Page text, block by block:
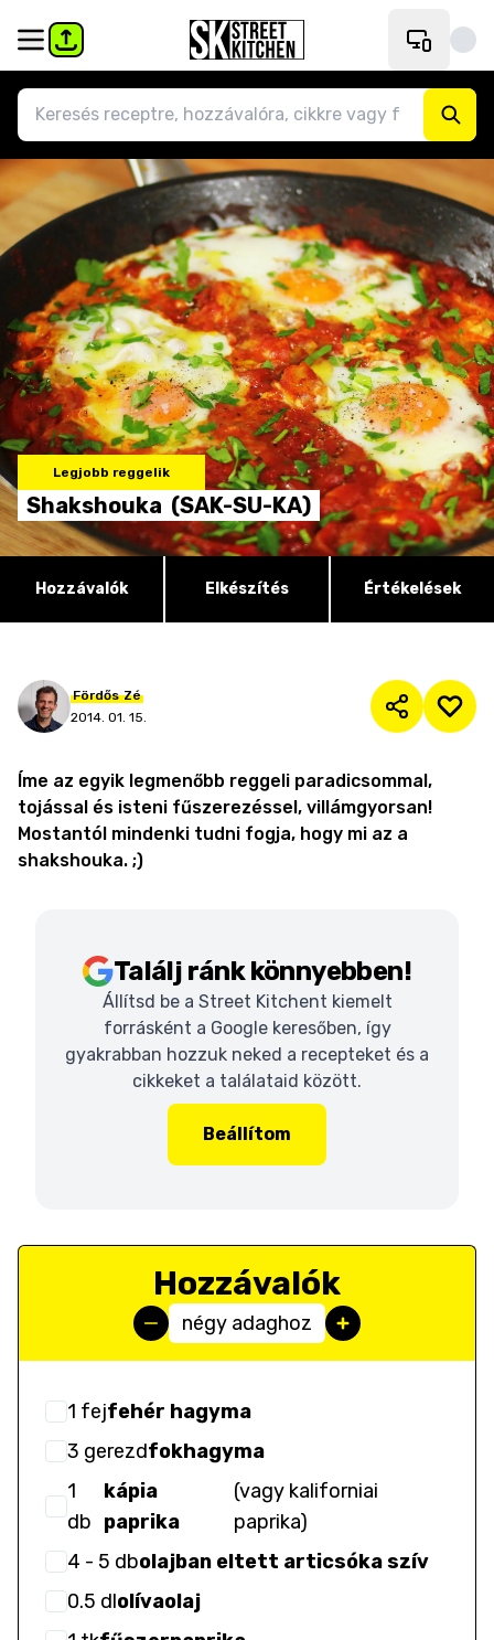
Legjobb reggelik
Shakshouka (SAK-SU-KA)
Hozzávalók Elkészítés Értékelések
Fördős Zé
2014. 01. 15.
Íme az egyik legmenőbb reggeli paradicsommal,
tojással és isteni fűszerezéssel, villámgyorsan!
Mostantól mindenki tudni fogja, hogy mi az a
shakshouka. ;)
Találj ránk könnyebben!
Állítsd be a Street Kitchent kiemelt
forrásként a Google keresőben, így
gyakrabban hozzuk neked a recepteket és a
cikkeket a találataid között.
Beállítom
Hozzávalók
négy adaghoz
1 fejfehér hagyma
3 gerezdfokhagyma
1
db
kápia
paprika
(vagy kaliforniai
paprika)
4 - 5 dbolajban eltett articsóka szív
0.5 dlolívaolaj